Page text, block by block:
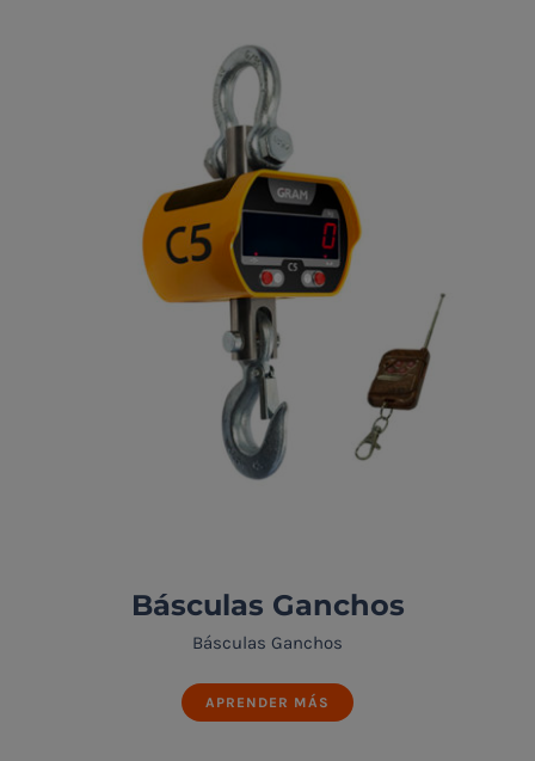
Balanzas industriales
Básculas Ganchos
Básculas Ganchos
APRENDER MÁS